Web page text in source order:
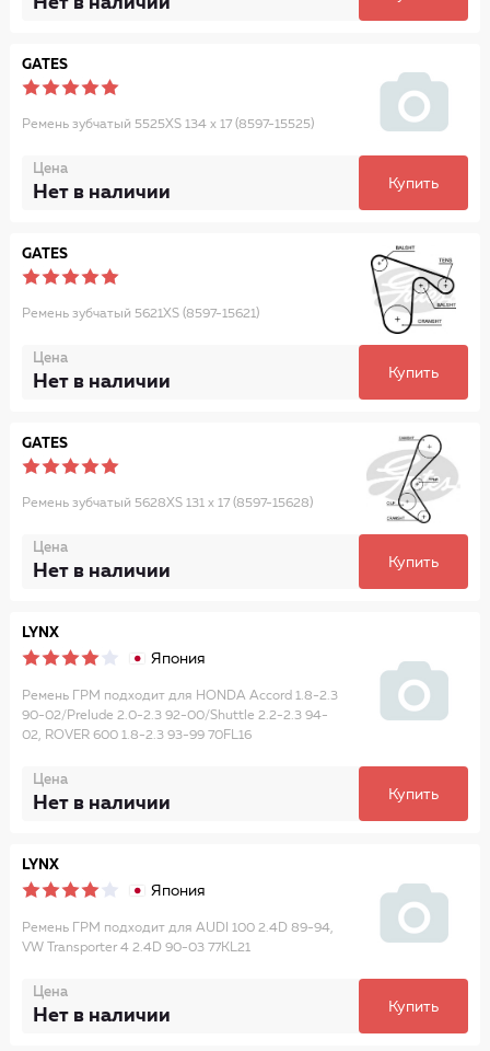
GATES
Ремень зубчатый 5525XS 134 x 17 (8597-15525)
Цена
Нет в наличии Купить
GATES
Ремень зубчатый 5621XS (8597-15621)
Цена
Нет в наличии Купить
GATES
Ремень зубчатый 5628XS 131 x 17 (8597-15628)
Цена
Нет в наличии Купить
LYNX
Япония
Ремень ГРМ подходит для HONDA Accord 1.8-2.3
90-02/Prelude 2.0-2.3 92-00/Shuttle 2.2-2.3 94-
02, ROVER 600 1.8-2.3 93-99 70FL16
Цена
Нет в наличии Купить
LYNX
Япония
Ремень ГРМ подходит для AUDI 100 2.4D 89-94,
VW Transporter 4 2.4D 90-03 77KL21
Цена
Нет в наличии Купить